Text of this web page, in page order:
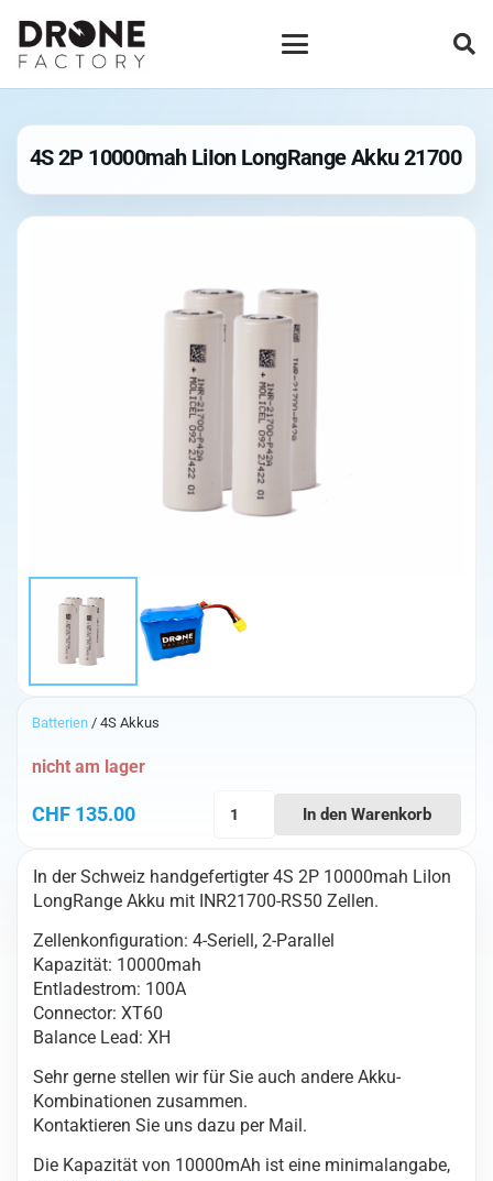
4S 2P 10000mah LiIon LongRange Akku 21700
Batterien / 4S Akkus
CHF 135.00
nicht am lager
LiIon
LongRange
21700
In den Warenkorb
In der Schweiz handgefertigter 4S 2P 10000mah LiIon
LongRange Akku mit INR21700-RS50 Zellen.
Zellenkonfiguration: 4-Seriell, 2-Parallel
Kapazität: 10000mah
Entladestrom: 100A
Connector: XT60
Balance Lead: XH
Sehr gerne stellen wir für Sie auch andere Akku-
Kombinationen zusammen.
Kontaktieren Sie uns dazu per Mail.
Die Kapazität von 10000mAh ist eine minimalangabe,